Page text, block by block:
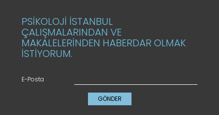
PSİKOLOJİ İSTANBUL
ÇALIŞMALARINDAN VE
MAKALELERİNDEN HABERDAR OLMAK
İSTİYORUM.
E-Posta
GÖNDER